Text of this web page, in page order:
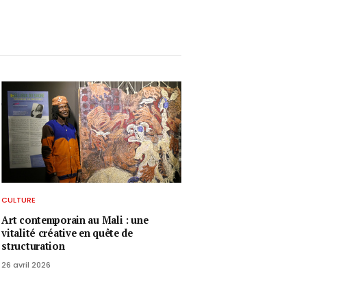
CULTURE
Art contemporain au Mali : une
vitalité créative en quête de
structuration
26 avril 2026